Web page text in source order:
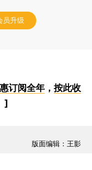
员升级
订阅全年， 按此收
]
版面编辑：王影